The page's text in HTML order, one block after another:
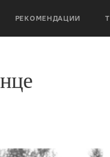
РЕКОМЕНДАЦИИ